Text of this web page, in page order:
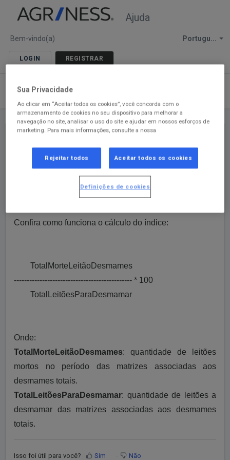
Ajuda
Portugu...
Bem-vindo(a)
LOGIN REGISTRAR
% de mortalidade de leitões relacionado aos
desmames totais
Confira como funciona o cálculo do índice:
TotalMorteLeitãoDesmames
---------------------------------------------- * 100
TotalLeitõesParaDesmamar
Onde:
TotalMorteLeitãoDesmames: quantidade de leitões
mortos no período das matrizes associadas aos
desmames totais.
TotalLeitõesParaDesmamar: quantidade de leitões a
desmamar das matrizes associadas aos desmames
totais.
Isso foi útil para você? Sim Não
Sua Privacidade
Ao clicar em “Aceitar todos os cookies”, você concorda com o
armazenamento de cookies no seu dispositivo para melhorar a
navegação no site, analisar o uso do site e ajudar em nossos esforços de
marketing. Para mais informaçōes, consulte a nossa
Rejeitar todos Aceitar todos os cookies
Definições de cookies